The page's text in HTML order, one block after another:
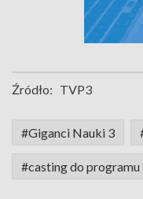
Źródło: TVP3
#Giganci Nauki 3
#casting do programu